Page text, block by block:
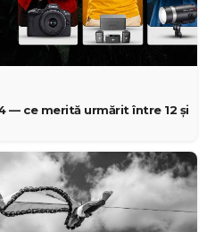
— ce merită urmărit între 12 și